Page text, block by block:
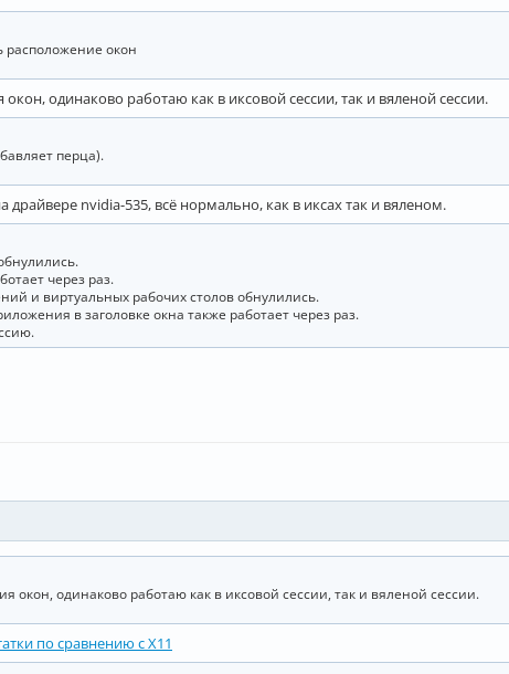
расположение окон
одинаково работаю как в иксовой сессии, так и вяленой сессии.
перца).
драйвере nvidia-535, всё нормально, как в иксах так и вяленом.
через раз.
и виртуальных рабочих столов обнулились.
в заголовке окна также работает через раз.
окон, одинаково работаю как в иксовой сессии, так и вяленой сессии.
по сравнению с X11